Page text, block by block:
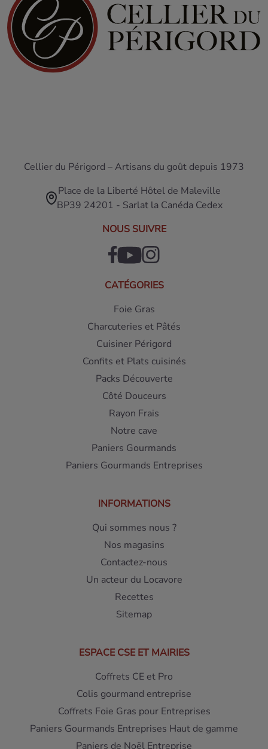
Cellier du Périgord – Artisans du goût depuis 1973
Place de la Liberté Hôtel de Maleville
BP39 24201 - Sarlat la Canéda Cedex
NOUS SUIVRE
CATÉGORIES
Foie Gras
Charcuteries et Pâtés
Cuisiner Périgord
Confits et Plats cuisinés
Packs Découverte
Côté Douceurs
Rayon Frais
Notre cave
Paniers Gourmands
Paniers Gourmands Entreprises
INFORMATIONS
Qui sommes nous ?
Nos magasins
Contactez-nous
Un acteur du Locavore
Recettes
Sitemap
ESPACE CSE ET MAIRIES
Coffrets CE et Pro
Colis gourmand entreprise
Coffrets Foie Gras pour Entreprises
Paniers Gourmands Entreprises Haut de gamme
Paniers de Noël Entreprise